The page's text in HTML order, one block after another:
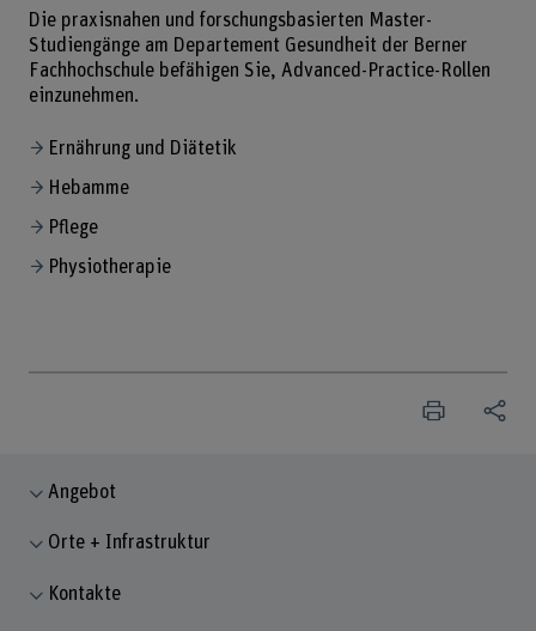
Die praxisnahen und forschungsbasierten Master-
Studiengänge am Departement Gesundheit der Berner
Fachhochschule befähigen Sie, Advanced-Practice-Rollen
einzunehmen.
Ernährung und Diätetik
Hebamme
Pflege
Physiotherapie
Angebot
Orte + Infrastruktur
Kontakte